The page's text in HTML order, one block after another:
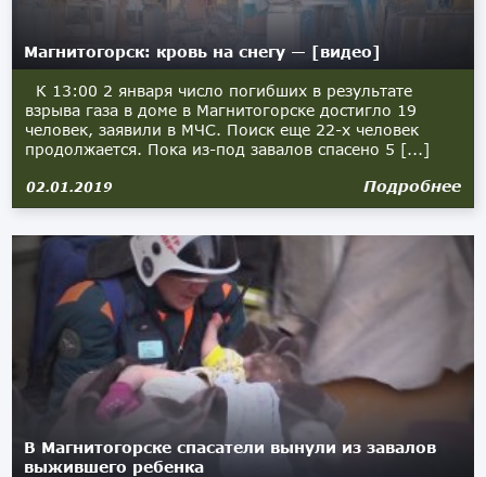
Магнитогорск: кровь на снегу — [видео]
К 13:00 2 января число погибших в результате
взрыва газа в доме в Магнитогорске достигло 19
человек, заявили в МЧС. Поиск еще 22-х человек
продолжается. Пока из-под завалов спасено 5 [...]
02.01.2019 Подробнее
В Магнитогорске спасатели вынули из завалов
выжившего ребенка